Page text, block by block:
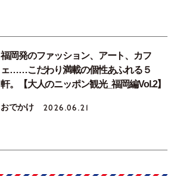
福岡発のファッション、アート、カフ
ェ……こだわり満載の個性あふれる５
軒。【大人のニッポン観光_福岡編Vol.2】
おでかけ 2026.06.21